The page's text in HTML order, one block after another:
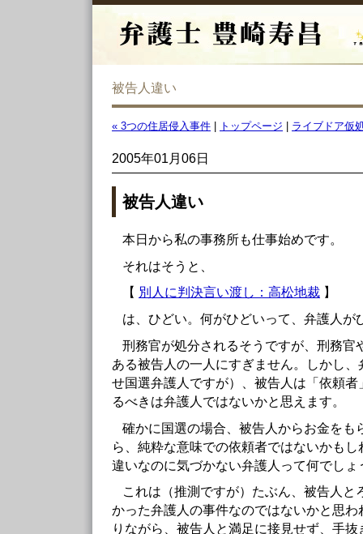
被告人違い
« 3つの住居侵入事件 トップページ ライブドア仮
2005年01月06日
被告人違い
本日から私の事務所も仕事始めです。
それはそうと、
【 別人に判決言い渡し：高松地裁 】
は、ひどい。何がひどいって、弁護人が
刑務官が処分されるそうですが、刑務官
ある被告人の一人にすぎません。しかし
せ国選弁護人ですが）、被告人は「依頼
るべきは弁護人ではないかと思えます。
確かに国選の場合、被告人からお金をも
ら、純粋な意味での依頼者ではないかも
違いなのに気づかない弁護人って何でしょ
これは（推測ですが）たぶん、被告人と
かった弁護人の事件なのではないかと思
りながら、被告人と満足に接見せず、手